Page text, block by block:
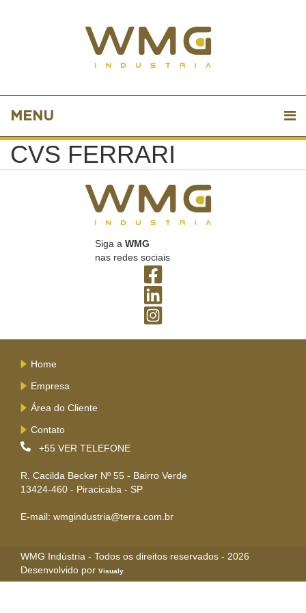
MENU
CVS FERRARI
Siga a WMG
nas redes sociais
Home
Empresa
Área do Cliente
Contato
+55 VER TELEFONE
R. Cacilda Becker Nº 55 - Bairro Verde
13424-460 - Piracicaba - SP
E-mail: wmgindustria@terra.com.br
WMG Indústria - Todos os direitos reservados - 2026
Desenvolvido por Visualy